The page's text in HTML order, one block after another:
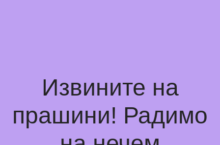
Извините на
прашини! Радимо